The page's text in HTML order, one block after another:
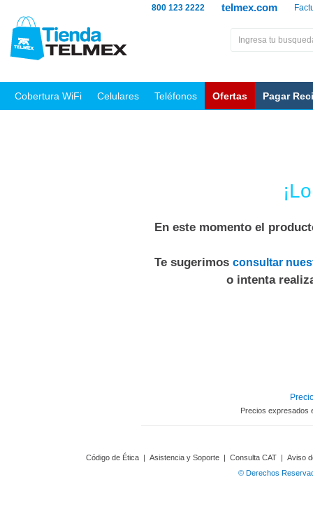
telmex.com
800 123 2222
Cobertura WiFi Celulares Teléfonos Ofertas Pagar
En este momento el
Te sugerimos consultar
o intenta
Precios expresados
Código de Ética | Asistencia y Soporte | Consulta CAT | Aviso
© Derechos